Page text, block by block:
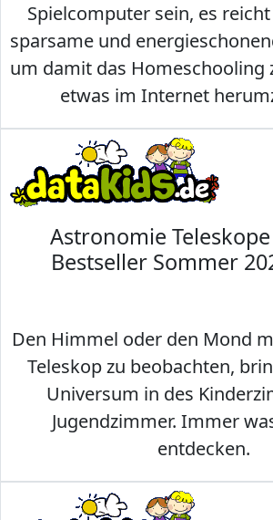
Spielcomputer sein, es
sparsame und
um damit das Homeschooling
etwas im Internet
Astronomie
Bestseller Sommer
Den Himmel oder den Mond
Teleskop zu beobachten,
Universum in des
Jugendzimmer. Immer
entdecken.